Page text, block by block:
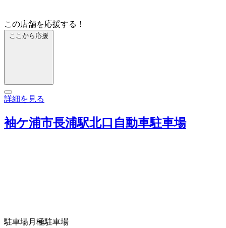
この店舗を応援する！
ここから応援
詳細を見る
袖ケ浦市長浦駅北口自動車駐車場
駐車場月極駐車場